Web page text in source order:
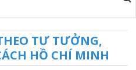
TƯ TƯỞNG,
HỒ CHÍ MINH